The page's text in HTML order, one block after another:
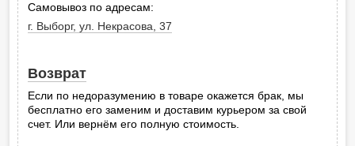
Самовывоз по адресам:
г. Выборг, ул. Некрасова, 37
Возврат
Если по недоразумению в товаре окажется брак, мы
бесплатно его заменим и доставим курьером за свой
счет. Или вернём его полную стоимость.